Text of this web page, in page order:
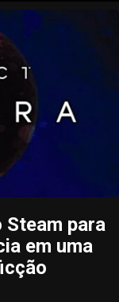
Steam para
em uma